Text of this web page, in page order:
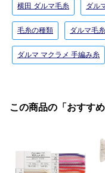
横田 ダルマ毛糸 ダル
毛糸の種類 ダルマ毛糸
ダルマ マクラメ 手編み糸
この商品の「おすす